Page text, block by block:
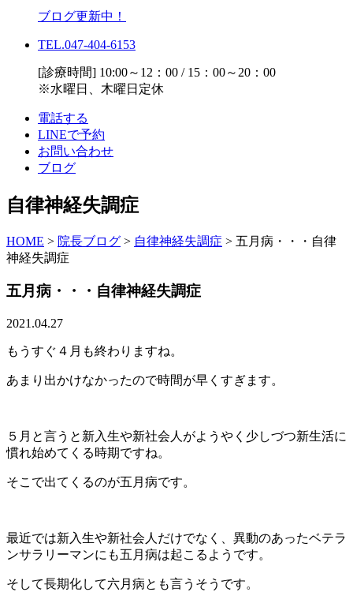
ブログ更新中！
TEL.047-404-6153
[診療時間] 10:00～12：00 / 15：00～20：00
※水曜日、木曜日定休
電話する
LINEで予約
お問い合わせ
ブログ
自律神経失調症
HOME > 院長ブログ > 自律神経失調症 > 五月病・・・自律
神経失調症
五月病・・・自律神経失調症
2021.04.27
もうすぐ４月も終わりますね。
あまり出かけなかったので時間が早くすぎます。
５月と言うと新入生や新社会人がようやく少しづつ新生活に
慣れ始めてくる時期ですね。
そこで出てくるのが五月病です。
最近では新入生や新社会人だけでなく、異動のあったベテラ
ンサラリーマンにも五月病は起こるようです。
そして長期化して六月病とも言うそうです。